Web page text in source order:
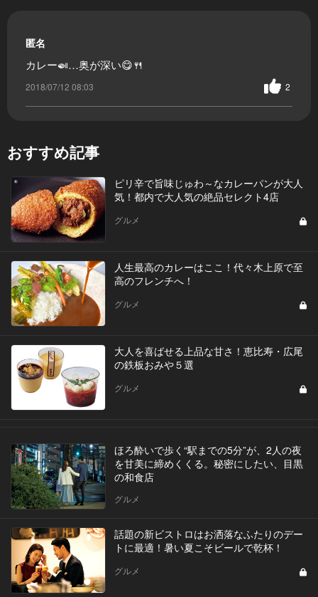
匿名
カレー🍛…奥が深い😋🍴
2018/07/12 08:03 2
おすすめ記事
ピリ辛で旨味じゅわ～なカレーパンが大人
気！都内で大人気の絶品セレクト4店
グルメ
人生最高のカレーはここ！代々木上原で至
高のフレンチへ！
グルメ
大人を喜ばせる上品な甘さ！恵比寿・広尾
の鉄板おみや５選
グルメ
ほろ酔いで歩く“駅までの5分”が、2人の夜
を甘美に締めくくる。秘密にしたい、目黒
の和食店
グルメ
話題の新ビストロはお洒落なふたりのデー
トに最適！暑い夏こそビールで乾杯！
グルメ